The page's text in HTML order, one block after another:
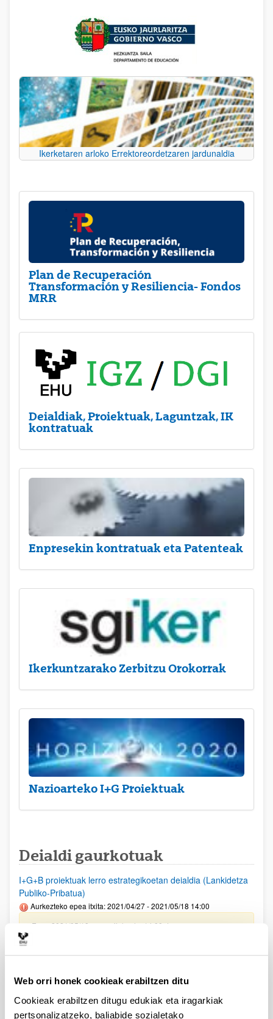
Web orri honek cookieak erabiltzen ditu
Cookieak erabiltzen ditugu edukiak eta iragarkiak
pertsonalizatzeko, baliabide sozialetako
Ikerketaren arloko Errektoreordetzaren jardunaldia
Plan de Recuperación
Transformación y Resiliencia- Fondos
MRR
Deialdiak, Proiektuak, Laguntzak, IK
kontratuak
Enpresekin kontratuak eta Patenteak
Ikerkuntzarako Zerbitzu Orokorrak
Nazioarteko I+G Proiektuak
Deialdi gaurkotuak
I+G+B proiektuak lerro estrategikoetan deialdia (Lankidetza
Publiko-Pribatua)
Aurkezteko epea itxita: 2021/04/27 - 2021/05/18 14:00
Epea 2021/05/18an amaituko da, 14:00etan
PIFG20/23:” Algoritmos de Cancelación en Sistemas In-
Aurkezteko epea itxita: 2021/02/25 - 2021/03/17
Beka emateko proposamena argitaratu da